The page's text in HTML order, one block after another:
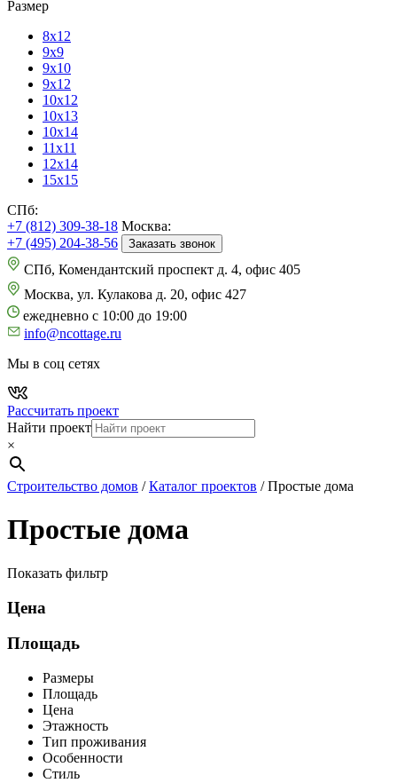
Размер
8х12
9х9
9х10
9х12
10х12
10х13
10х14
11х11
12х14
15х15
СПб:
+7 (812) 309-38-18 Москва:
+7 (495) 204-38-56
Заказать звонок
СПб, Комендантский проспект д. 4, офис 405
Москва, ул. Кулакова д. 20, офис 427
ежедневно с 10:00 до 19:00
info@ncottage.ru
Мы в соц сетях
Рассчитать проект
Найти проект
×
Строительство домов /Каталог проектов /Простые дома
Простые дома
Показать фильтр
Цена
Площадь
Размеры
Площадь
Цена
Этажность
Тип проживания
Особенности
Стиль